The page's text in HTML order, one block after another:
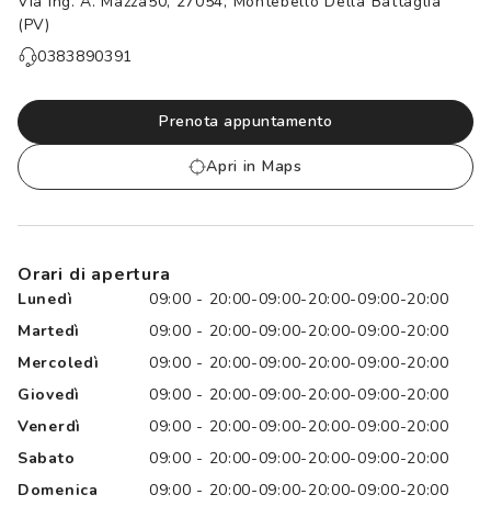
Controllo visivo
Carta fedeltà
(PV)
0383890391
Prenota appuntamento
Apri in Maps
Orari di apertura
Lunedì
09:00 - 20:00-09:00-20:00-09:00-20:00
Martedì
09:00 - 20:00-09:00-20:00-09:00-20:00
Mercoledì
09:00 - 20:00-09:00-20:00-09:00-20:00
Giovedì
09:00 - 20:00-09:00-20:00-09:00-20:00
Venerdì
09:00 - 20:00-09:00-20:00-09:00-20:00
Sabato
09:00 - 20:00-09:00-20:00-09:00-20:00
Domenica
09:00 - 20:00-09:00-20:00-09:00-20:00